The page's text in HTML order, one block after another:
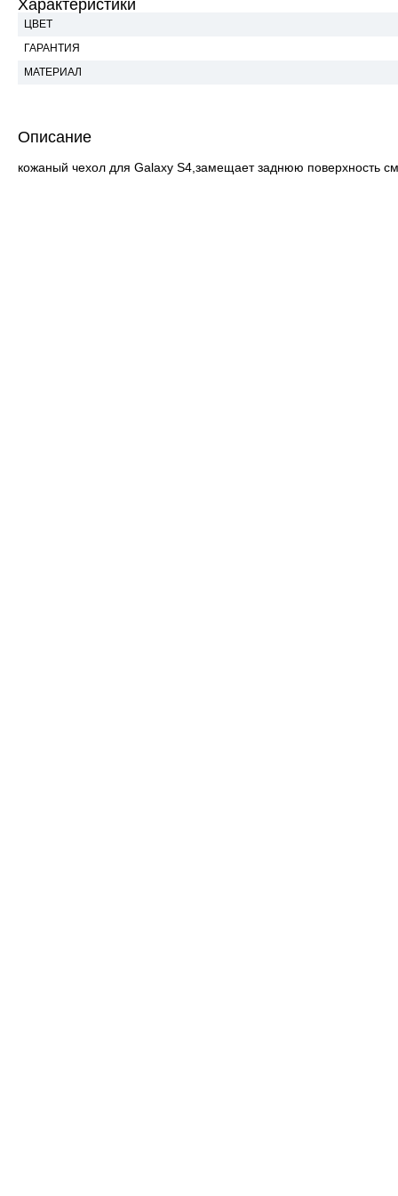
Характеристики
ЦВЕТ
ГАРАНТИЯ
МАТЕРИАЛ
Описание
кожаный чехол для Galaxy S4,замещает заднюю поверхность